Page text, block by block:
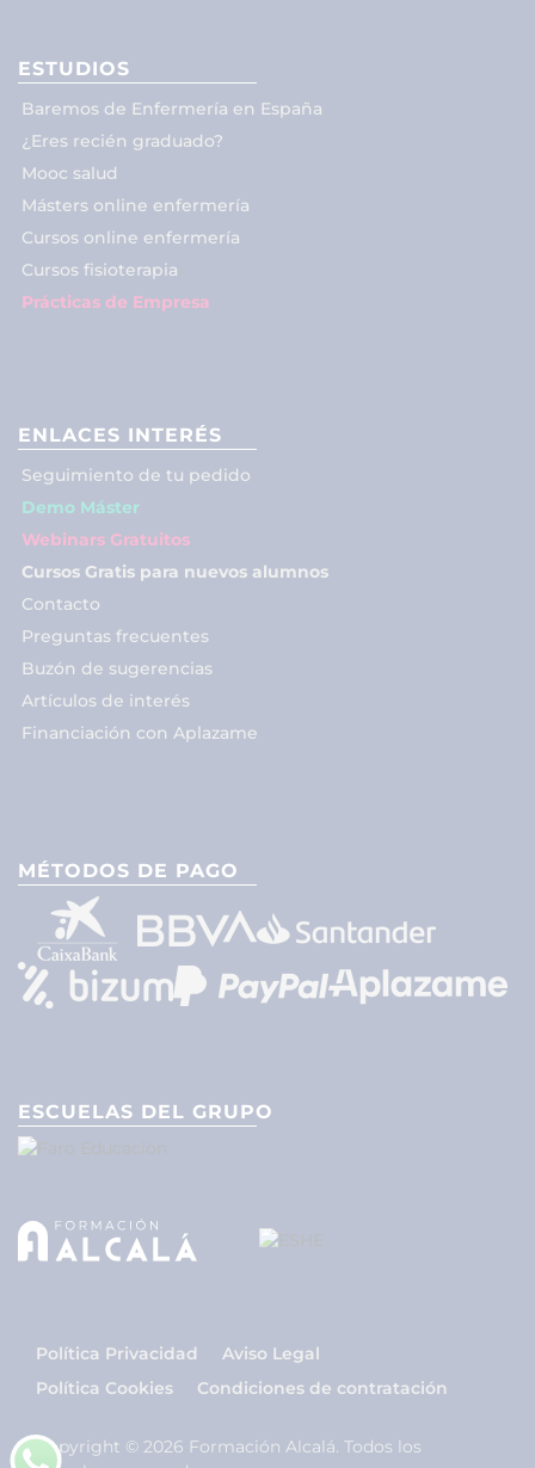
ESTUDIOS
Baremos de Enfermería en España
¿Eres recién graduado?
Mooc salud
Másters online enfermería
Cursos online enfermería
Cursos fisioterapia
Prácticas de Empresa
ENLACES INTERÉS
Seguimiento de tu pedido
Demo Máster
Webinars Gratuitos
Cursos Gratis para nuevos alumnos
Contacto
Preguntas frecuentes
Buzón de sugerencias
Artículos de interés
Financiación con Aplazame
MÉTODOS DE PAGO
ESCUELAS DEL GRUPO
Política Privacidad
Aviso Legal
Política Cookies
Condiciones de contratación
Copyright © 2026 Formación Alcalá. Todos los